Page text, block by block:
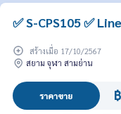
✅ S-CPS105 ✅
สร้างเมื่อ 17/10/2567
สยาม จุฬา สามย่าน
ราคาขาย